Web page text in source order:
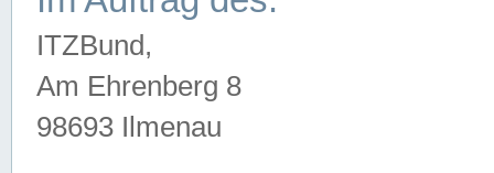
ITZBund,
Am Ehrenberg 8
98693 Ilmenau